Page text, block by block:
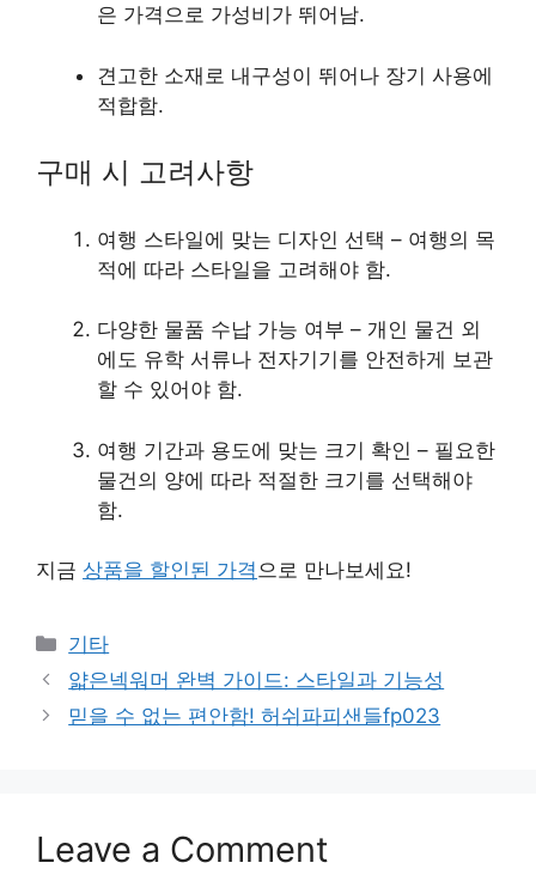
은 가격으로 가성비가 뛰어남.
견고한 소재로 내구성이 뛰어나 장기 사용에
적합함.
구매 시 고려사항
여행 스타일에 맞는 디자인 선택 – 여행의 목
적에 따라 스타일을 고려해야 함.
다양한 물품 수납 가능 여부 – 개인 물건 외
에도 유학 서류나 전자기기를 안전하게 보관
할 수 있어야 함.
여행 기간과 용도에 맞는 크기 확인 – 필요한
물건의 양에 따라 적절한 크기를 선택해야
함.
지금 상품을 할인된 가격으로 만나보세요!
Categories
기타
얇은넥워머 완벽 가이드: 스타일과 기능성
믿을 수 없는 편안함! 허쉬파피샌들fp023
Leave a Comment